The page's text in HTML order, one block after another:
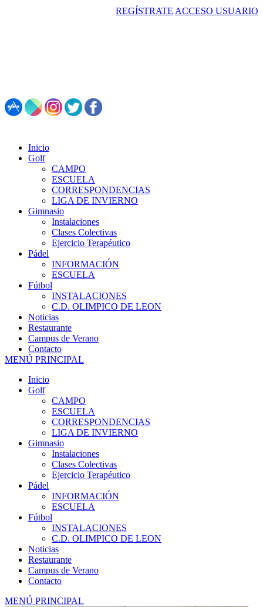
REGÍSTRATE ACCESO USUARIO
Inicio
Golf
CAMPO
ESCUELA
CORRESPONDENCIAS
LIGA DE INVIERNO
Gimnasio
Instalaciones
Clases Colectivas
Ejercicio Terapéutico
Pádel
INFORMACIÓN
ESCUELA
Fútbol
INSTALACIONES
C.D. OLIMPICO DE LEON
Noticias
Restaurante
Campus de Verano
Contacto
MENÚ PRINCIPAL
Inicio
Golf
CAMPO
ESCUELA
CORRESPONDENCIAS
LIGA DE INVIERNO
Gimnasio
Instalaciones
Clases Colectivas
Ejercicio Terapéutico
Pádel
INFORMACIÓN
ESCUELA
Fútbol
INSTALACIONES
C.D. OLIMPICO DE LEON
Noticias
Restaurante
Campus de Verano
Contacto
MENÚ PRINCIPAL